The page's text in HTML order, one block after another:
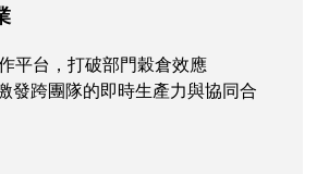
平台，打破部門穀倉效應
發跨團隊的即時生產力與協同合